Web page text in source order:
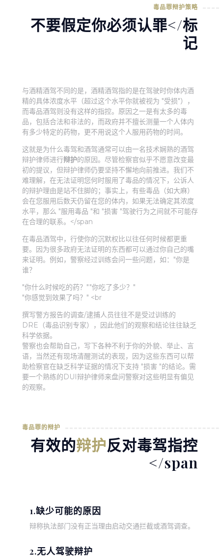
毒品罪辩护策略
不要假定你必须认罪</标
记
与酒精酒驾不同的是，酒精酒驾指的是在驾驶时你体内酒
精的具体浓度水平（超过这个水平你就被视为 "受损"），
而毒品酒驾则没有这样的指控。原因之一是有太多的毒
品，包括合法和非法的，而政府并不擅长测量一个人体内
有多少特定的药物，更不用说这个人服用药物的时间。
这就是为什么毒驾和酒驾通常可以由一名技术娴熟的酒驾
辩护律师进行辩护的原因。尽管检察官似乎不愿意改变最
初的提议，但辩护律师仍要坚持不懈地向前推进。我们不
难理解，在无法证明您何时服用了毒品的情况下，公诉人
的辩护理由是站不住脚的；事实上，有些毒品（如大麻）
会在您服用后数天仍留在您的体内，如果无法确定其浓度
水平，那么 "服用毒品 "和 "损害 "驾驶行为之间就不可能存
在合理的联系。</span
在毒品酒驾中，行使你的沉默权比以往任何时候都更重
要。因为很多政府无法证明的东西都可以通过你自己的嘴
来证明。例如，警察经过训练会问一些问题，如："你是
谁？
"你什么时候吃的药？""你吃了多少？"
"你感觉到效果了吗？" <br
撰写警方报告的调查/逮捕人员往往不是受过训练的
DRE（毒品识别专家），因此他们的观察和结论往往缺乏
科学依据。
警察也会帮助自己，写下各种不利于你的外貌、举止、言
语，当然还有现场清醒测试的表现，因为这些东西可以帮
助检察官在缺乏科学证据的情况下支持 "损害 "的结论。需
要一个熟练的DUI辩护律师来盘问警察对这些明显有偏见
的观察。
毒品罪的辩护
有效的辩护反对毒驾指控
</span
1.缺少可能的原因
辩称执法部门没有正当理由启动交通拦截或酒驾调查。
2.无人驾驶辩护